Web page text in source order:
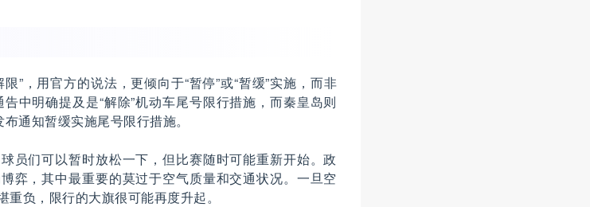
”，用官方的说法，更倾向于“暂停”或“暂缓”实施，而非
中明确提及是“解除”机动车尾号限行措施，而秦皇岛则
通知暂缓实施尾号限行措施。
员们可以暂时放松一下，但比赛随时可能重新开始。政
弈，其中最重要的莫过于空气质量和交通状况。一旦空
负，限行的大旗很可能再度升起。